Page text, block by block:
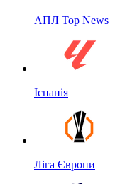
АПЛ Top News
Іспанія
Ліга Європи